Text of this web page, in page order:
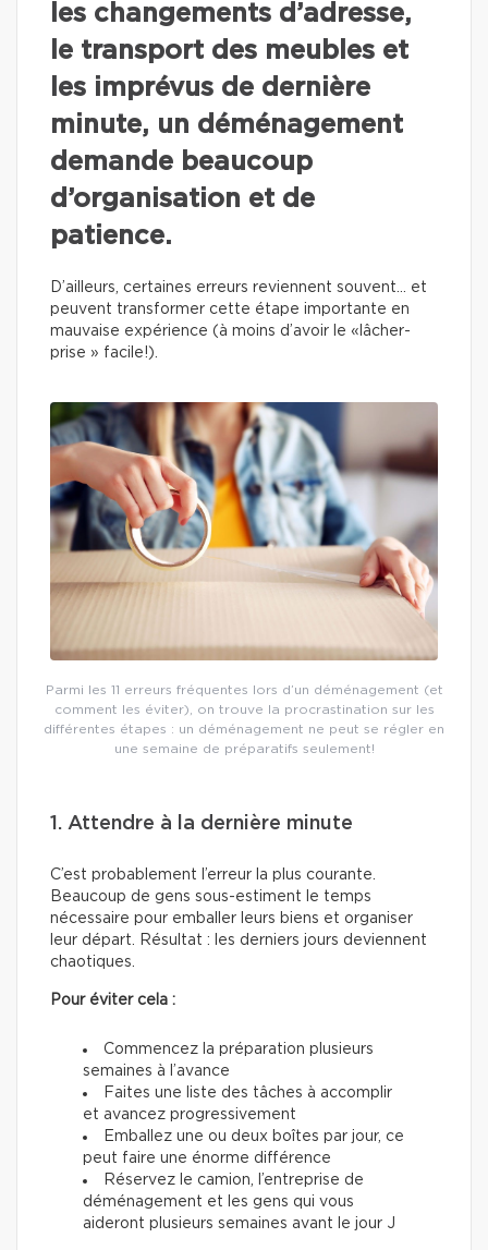
les changements d’adresse,
le transport des meubles et
les imprévus de dernière
minute, un déménagement
demande beaucoup
d’organisation et de
patience.
D’ailleurs, certaines erreurs reviennent souvent… et
peuvent transformer cette étape importante en
mauvaise expérience (à moins d’avoir le «lâcher-
prise » facile!).
Parmi les 11 erreurs fréquentes lors d’un déménagement (et
comment les éviter), on trouve la procrastination sur les
différentes étapes : un déménagement ne peut se régler en
une semaine de préparatifs seulement!
1. Attendre à la dernière minute
C’est probablement l’erreur la plus courante.
Beaucoup de gens sous-estiment le temps
nécessaire pour emballer leurs biens et organiser
leur départ. Résultat : les derniers jours deviennent
chaotiques.
Pour éviter cela :
Commencez la préparation plusieurs
semaines à l’avance
Faites une liste des tâches à accomplir
et avancez progressivement
Emballez une ou deux boîtes par jour, ce
peut faire une énorme différence
Réservez le camion, l’entreprise de
déménagement et les gens qui vous
aideront plusieurs semaines avant le jour J